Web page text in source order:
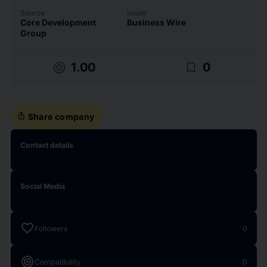
Source
Core Development
Group
Issuer
Business Wire
target 1.00 bookmark_border 0
ios_share Share company
Contact details
Social Media
favorite Followers 0
target Compatibility 0